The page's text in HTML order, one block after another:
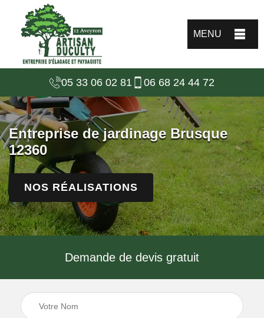
MENU
05 33 06 02 81 06 68 24 44 72
Entreprise de jardinage Brusque
12360
NOS RÉALISATIONS
Demande de devis gratuit